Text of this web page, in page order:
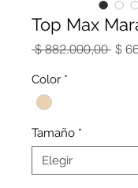
Top Max
$ 882.000,00 $
Color *
Tamaño *